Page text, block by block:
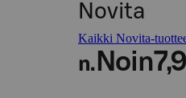
Novita
Kaikki Novita-
n. Noin